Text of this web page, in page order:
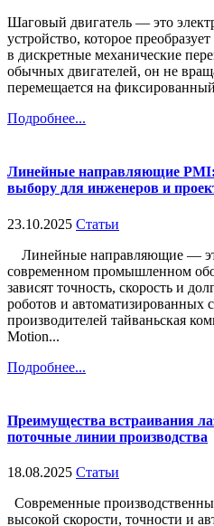
Шаговый двигатель — это
устройство, которое
в дискретные механические
обычных двигателей, он не
перемещается на
Подробнее...
Линейные направляющие PMI:
выбору для инженеров и
23.10.2025 Статьи
Линейные направляющие —
современном промышленном
зависят точность, скорость и
роботов и автоматизированных
производителей тайваньская
Motion...
Подробнее...
Преимущества встраивания
поточные линии производства
18.08.2025 Статьи
Современные
высокой скорости, точности и